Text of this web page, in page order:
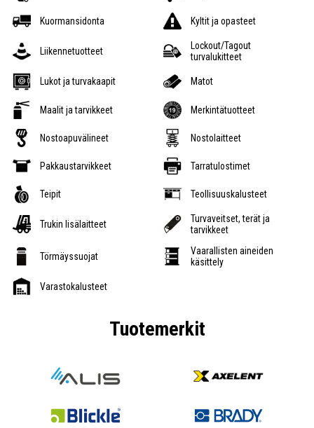
Kuormansidonta Kyltit ja opasteet
Liikennetuotteet
Lockout/Tagout
turvalukitteet
Lukot ja turvakaapit Matot
Maalit ja tarvikkeet Merkintätuotteet
Nostoapuvälineet Nostolaitteet
Pakkaustarvikkeet Tarratulostimet
Teipit Teollisuuskalusteet
Trukin lisälaitteet
Turvaveitset, terät ja
tarvikkeet
Törmäyssuojat
Vaarallisten aineiden
käsittely
Varastokalusteet
Tuotemerkit